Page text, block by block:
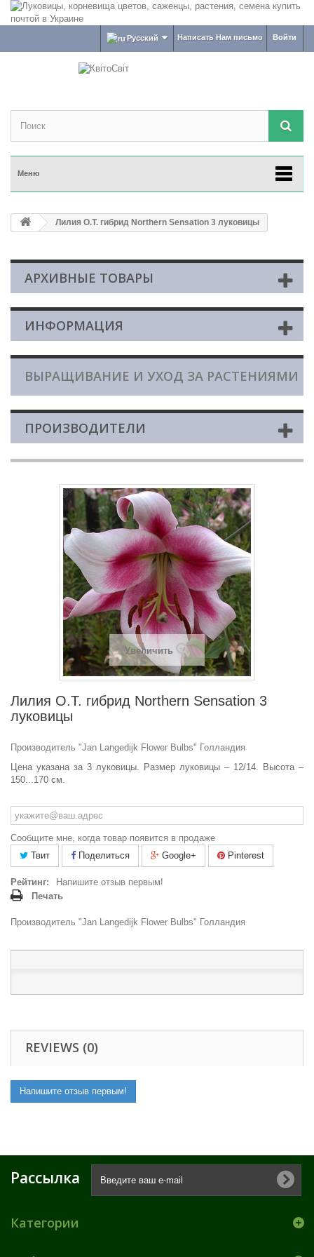
Войти
Написать Нам письмо
Русский
Меню
Лилия О.Т. гибрид Northern Sensation 3 луковицы
АРХИВНЫЕ ТОВАРЫ
ИНФОРМАЦИЯ
ВЫРАЩИВАНИЕ И УХОД ЗА РАСТЕНИЯМИ
ПРОИЗВОДИТЕЛИ
Увеличить
Лилия О.Т. гибрид Northern Sensation 3
луковицы
Производитель "Jan Langedijk Flower Bulbs" Голландия
Цена указана за 3 луковицы. Размер луковицы – 12/14. Высота –
150...170 см.
Сообщите мне, когда товар появится в продаже
Твит
Поделиться Google+ Pinterest
Рейтинг:
Напишите отзыв первым!
Печать
Производитель "Jan Langedijk Flower Bulbs" Голландия
REVIEWS (0)
Напишите отзыв первым!
Рассылка
Категории